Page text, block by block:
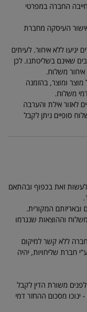
החברה במפרטי
העיסקה מחברת
ללא איחור. לעיתים
שאינם בשליטתנו. לכן
איחור משלוח.
מוצר ומוצר, בהזמנה
לאזור אילת והערבה
סופיים ניתן לקבל
זאת בכפוף ובהתאם
וההוצאות שנגרמו
ללא קשר למיקום
חברת שליחויות, יהיה
משורת הדין לקבל
מסכום ההחזר דמי